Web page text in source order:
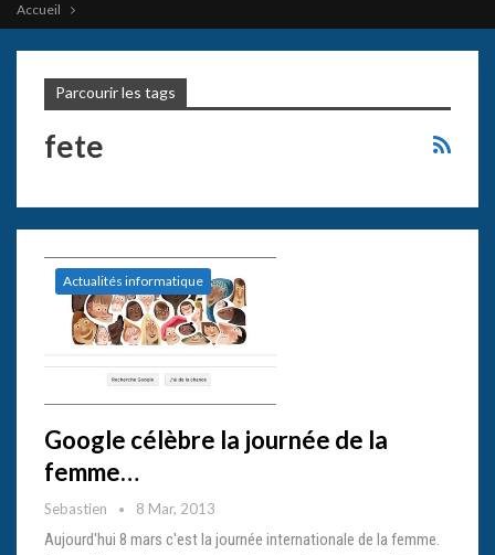
Accueil
Parcourir les tags
fete
Actualités informatique
Google célèbre la journée de la
femme…
Sebastien 8 Mar, 2013
Aujourd'hui 8 mars c'est la journée internationale de la femme.